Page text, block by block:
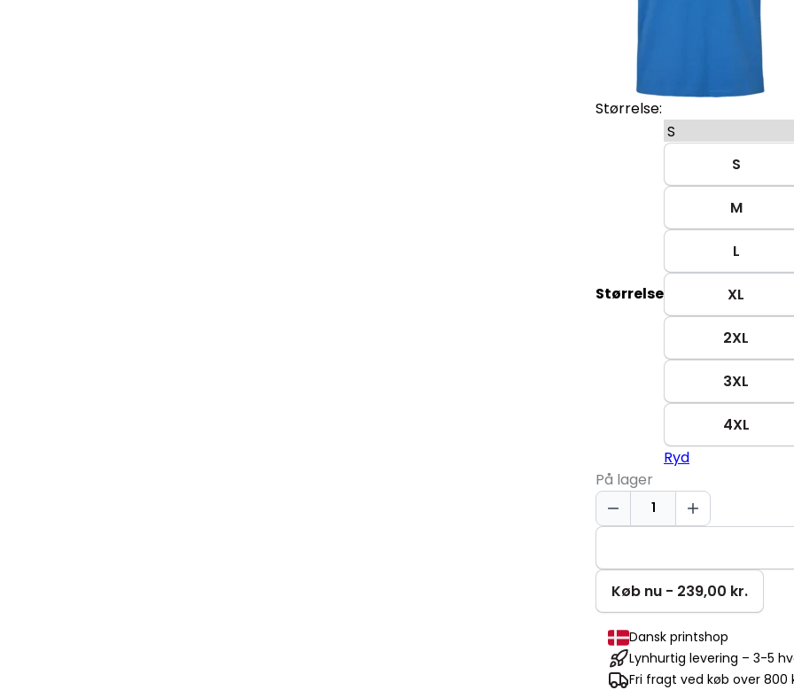
Størrelse:
Størrelse
S
M
L
XL
2XL
3XL
4XL
Ryd
På lager
Økologisk
Poloshirt
Køb nu - 239,00 kr.
Dansk printshop
Lynhurtig levering – 3-5
Fri fragt ved køb over 800